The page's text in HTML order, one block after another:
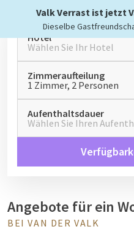
Valk Verrast ist jetzt
Dieselbe
Hotel
Wählen Sie Ihr Hotel
Zimmeraufteilung
1 Zimmer, 2 Personen
Aufenthaltsdauer
Wählen Sie Ihren
Angebote für ein
BEI VAN DER VALK